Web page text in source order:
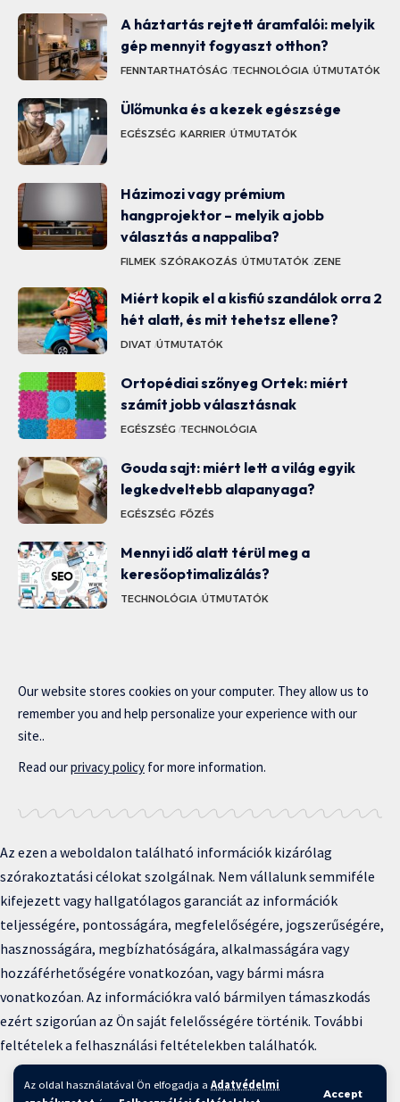
Az oldal használatával Ön elfogadja a Adatvédelmi
Accept
A háztartás rejtett áramfalói: melyik
gép mennyit fogyaszt otthon?
FENNTARTHATÓSÁG TECHNOLÓGIA ÚTMUTATÓK
Ülőmunka és a kezek egészsége
EGÉSZSÉG KARRIER ÚTMUTATÓK
Házimozi vagy prémium
hangprojektor – melyik a jobb
választás a nappaliba?
FILMEK SZÓRAKOZÁS ÚTMUTATÓK ZENE
Miért kopik el a kisfiú szandálok orra 2
hét alatt, és mit tehetsz ellene?
DIVAT ÚTMUTATÓK
Ortopédiai szőnyeg Ortek: miért
számít jobb választásnak
EGÉSZSÉG TECHNOLÓGIA
Gouda sajt: miért lett a világ egyik
legkedveltebb alapanyaga?
EGÉSZSÉG FŐZÉS
Mennyi idő alatt térül meg a
keresőoptimalizálás?
TECHNOLÓGIA ÚTMUTATÓK
Our website stores cookies on your computer. They allow us to
remember you and help personalize your experience with our
site..
Read ourprivacy policy for more information.
Az ezen a weboldalon található információk kizárólag
szórakoztatási célokat szolgálnak. Nem vállalunk semmiféle
kifejezett vagy hallgatólagos garanciát az információk
teljességére, pontosságára, megfelelőségére, jogszerűségére,
hasznosságára, megbízhatóságára, alkalmasságára vagy
hozzáférhetőségére vonatkozóan, vagy bármi másra
vonatkozóan. Az információkra való bármilyen támaszkodás
ezért szigorúan az Ön saját felelősségére történik. További
feltételek a felhasználási feltételekben találhatók.
Copyright © 2025 BFKH.hu